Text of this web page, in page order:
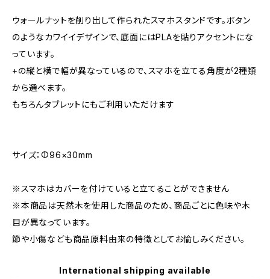
ウォールナットを削り出して作られたスマホスタンドです。ボタン
のようなカワイイデザインで、底面にはPLAを貼りアクセントにな
っています。
+の縦と横で幅が異なっているので、スマホを立てる角度が2種類
から選べます。
もちろんタブレットにもご利用いただけます
サイズ：Φ96×30mm
※スマホはカバーを付けていると立てることができません
※本商品は天然木を使用した商品のため、商品ごとに色味や木
目が異なっています。
節や小傷なども商品原料由来の特徴としてお愉しみください。
International shipping available